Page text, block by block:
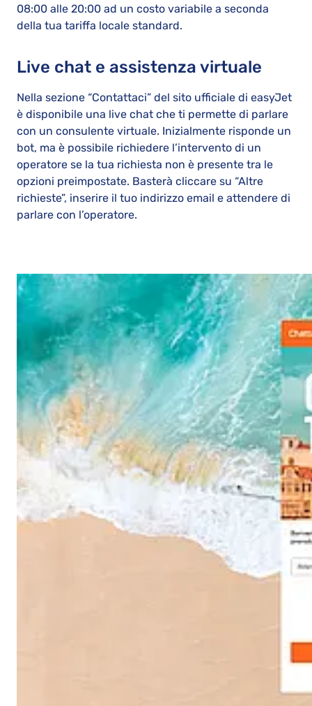
08:00 alle 20:00 ad un costo variabile a seconda
della tua tariffa locale standard.
Live chat e assistenza virtuale
Nella sezione “Contattaci” del sito ufficiale di easyJet
è disponibile una live chat che ti permette di parlare
con un consulente virtuale. Inizialmente risponde un
bot, ma è possibile richiedere l’intervento di un
operatore se la tua richiesta non è presente tra le
opzioni preimpostate. Basterà cliccare su “Altre
richieste”, inserire il tuo indirizzo email e attendere di
parlare con l’operatore.